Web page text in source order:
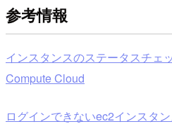
参考情報
インスタンスのステータスチェ
Compute Cloud
ログインできないec2インスタ